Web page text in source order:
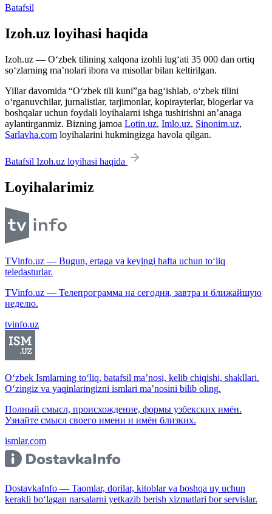
Batafsil
Izoh.uz loyihasi haqida
Izoh.uz — O‘zbek tilining xalqona izohli lug‘ati 35 000 dan ortiq
so‘zlarning ma’nolari ibora va misollar bilan keltirilgan.
Yillar davomida “O‘zbek tili kuni”ga bag‘ishlab, o‘zbek tilini
o‘rganuvchilar, jurnalistlar, tarjimonlar, kopirayterlar, blogerlar va
boshqalar uchun foydali loyihalarni ishga tushirishni an’anaga
aylantirganmiz. Bizning jamoa Lotin.uz, Imlo.uz, Sinonim.uz,
Sarlavha.com loyihalarini hukmingizga havola qilgan.
Batafsil Izoh.uz loyihasi haqida
Loyihalarimiz
TVinfo.uz — Bugun, ertaga va keyingi hafta uchun to‘liq
teledasturlar.
TVinfo.uz — Телепрограмма на сегодня, завтра и ближайшую
неделю.
tvinfo.uz
O‘zbek Ismlarning to‘liq, batafsil ma’nosi, kelib chiqishi, shakllari.
O‘zingiz va yaqinlaringizni ismlari ma’nosini bilib oling.
Полный смысл, происхождение, формы узбекских имён.
Узнайте смысл своего имени и имён близких.
ismlar.com
DostavkaInfo — Taomlar, dorilar, kitoblar va boshqa uy uchun
kerakli bo‘lagan narsalarni yetkazib berish xizmatlari bor servislar.